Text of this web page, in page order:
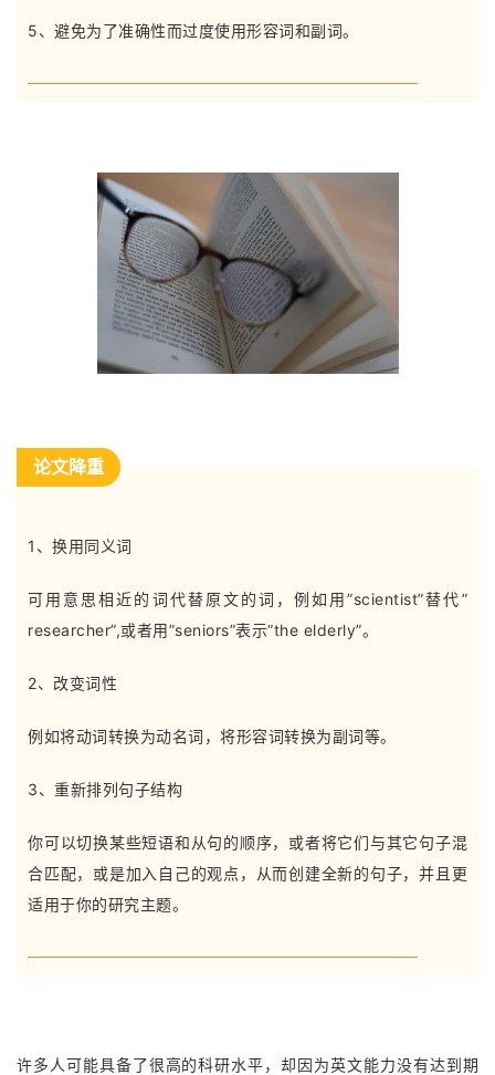
5、避免为了准确性而过度使用形容词和副词。
论文降重
1、换用同义词
可用意思相近的词代替原文的词，例如用”scientist”替代”
researcher”,或者用”seniors”表示”the elderly”。
2、改变词性
例如将动词转换为动名词，将形容词转换为副词等。
3、重新排列句子结构
你可以切换某些短语和从句的顺序，或者将它们与其它句子混
合匹配，或是加入自己的观点，从而创建全新的句子，并且更
适用于你的研究主题。
许多人可能具备了很高的科研水平，却因为英文能力没有达到期